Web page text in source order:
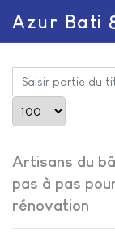
Azur Bati
Saisir partie du titre
Artisans du
pas à pas
rénovation